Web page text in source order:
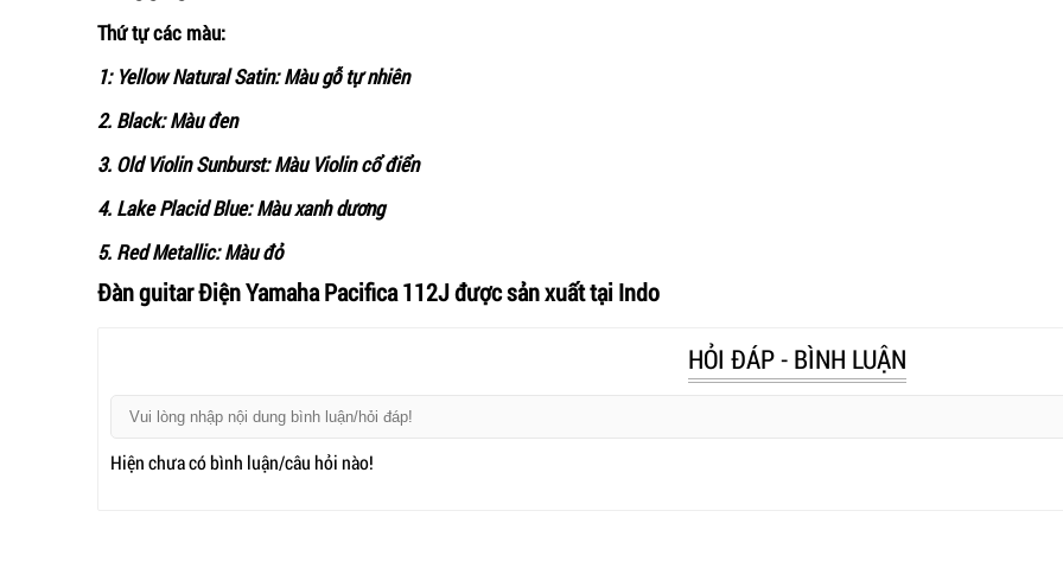
Thứ tự các màu:
1: Yellow Natural Satin: Màu gỗ tự nhiên
2. Black: Màu đen
3. Old Violin Sunburst: Màu Violin cổ điển
4. Lake Placid Blue: Màu xanh dương
5. Red Metallic: Màu đỏ
Đàn guitar Điện Yamaha Pacifica 112J được sản xuất tại Indo
HỎI ĐÁP - BÌNH LUẬN
Hiện chưa có bình luận/câu hỏi nào!